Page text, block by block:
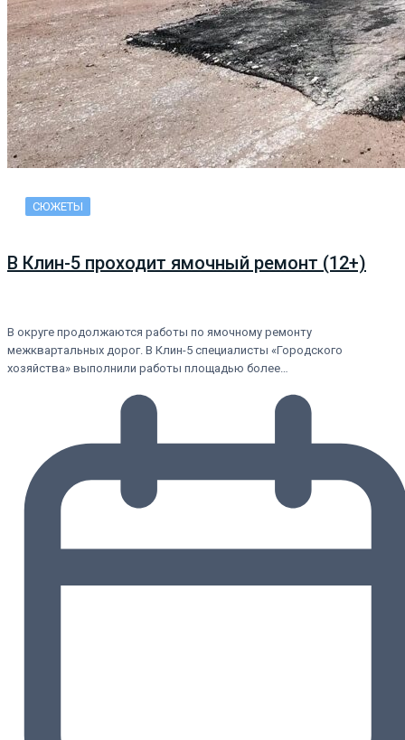
СЮЖЕТЫ
В Клин-5 проходит ямочный ремонт (12+)
В округе продолжаются работы по ямочному ремонту
межквартальных дорог. В Клин-5 специалисты «Городского
хозяйства» выполнили работы площадью более…